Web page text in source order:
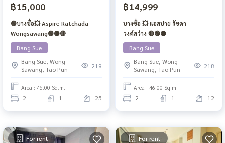
฿15,000
🟢บางซื่อ💥 Aspire Ratchada -
Wongsawang🟢🟡🔴
Bang Sue
Bang Sue, Wong
Sawang, Tao Pun
219
Area : 45.00 Sq.m.
2 1 25
฿14,999
บางซื่อ 💥 แอสปาย รัชดา -
วงศ์สว่าง 🔴🟢🟡
Bang Sue
Bang Sue, Wong
Sawang, Tao Pun
218
Area : 46.00 Sq.m.
2 1 12
For rent For rent